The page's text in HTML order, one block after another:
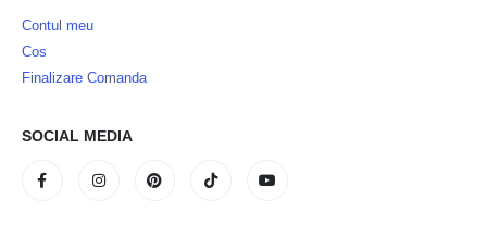
Contul meu
Cos
Finalizare Comanda
SOCIAL MEDIA